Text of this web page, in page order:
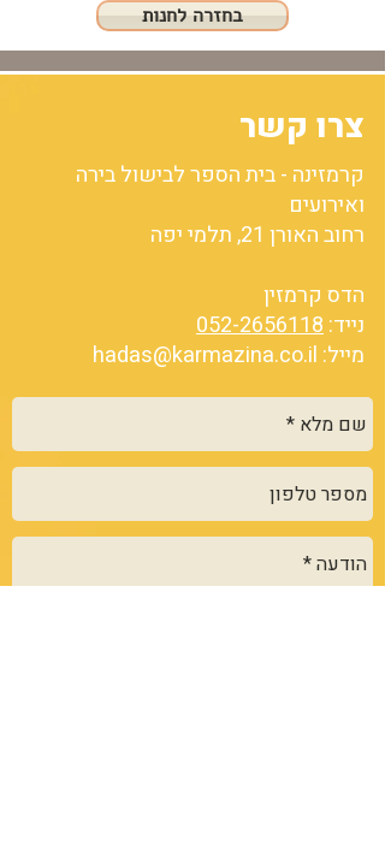
בחזרה לחנות
צרו קשר
קרמזינה - בית הספר לבישול בירה
ואירועים
רחוב האורן 21, תלמי יפה
הדס קרמזין
נייד:052-2656118
מייל: hadas@karmazina.co.il